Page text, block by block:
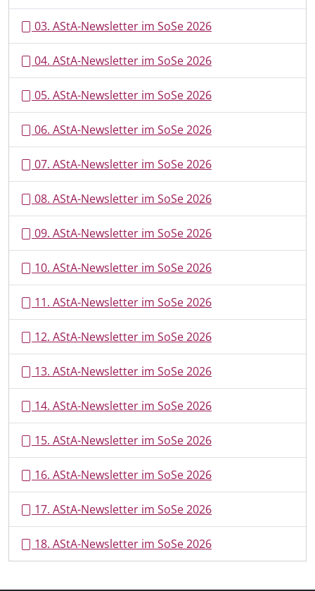
03. AStA-Newsletter im SoSe 2026
04. AStA-Newsletter im SoSe 2026
05. AStA-Newsletter im SoSe 2026
06. AStA-Newsletter im SoSe 2026
07. AStA-Newsletter im SoSe 2026
08. AStA-Newsletter im SoSe 2026
09. AStA-Newsletter im SoSe 2026
10. AStA-Newsletter im SoSe 2026
11. AStA-Newsletter im SoSe 2026
12. AStA-Newsletter im SoSe 2026
13. AStA-Newsletter im SoSe 2026
14. AStA-Newsletter im SoSe 2026
15. AStA-Newsletter im SoSe 2026
16. AStA-Newsletter im SoSe 2026
17. AStA-Newsletter im SoSe 2026
18. AStA-Newsletter im SoSe 2026